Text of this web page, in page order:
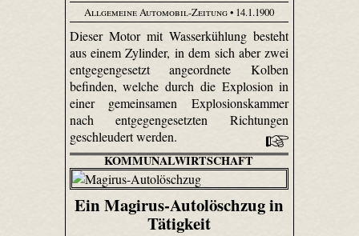
Allgemeine Automobil-Zeitung• 14.1.1900
Dieser Motor mit Wasserkühlung besteht
aus einem Zylinder, in dem sich aber zwei
entgegengesetzt angeordnete Kolben
befinden, welche durch die Explosion in
einer gemeinsamen Explosionskammer
nach entgegengesetzten Richtungen
geschleudert werden.
KOMMUNALWIRTSCHAFT
Ein Magirus-Autolöschzug in
Tätigkeit